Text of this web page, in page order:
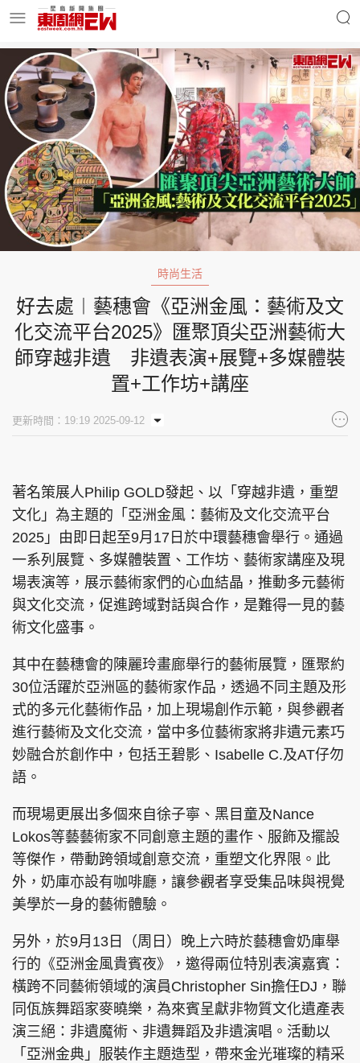
明星名人 時事財經
東周Ladies 優享生活
東周食玩通 會員活動
玄學靈異 東周專欄
集團旗下品牌
PCM 電腦廣場 星島日報
頭條日報
親子王 Oh!爸媽 JobMarket
關於我們 使用條款
Copyright © 東周網 版權所有 . 不得轉載
©Eastweek.com.hk. All rights reserved.
時尚生活
好去處︱藝穗會《亞洲金風：藝術及文
化交流平台2025》匯聚頂尖亞洲藝術大
師穿越非遺 非遺表演+展覽+多媒體裝
置+工作坊+講座
更新時間：19:19 2025-09-12
著名策展人Philip GOLD發起、以「穿越非遺，重塑
文化」為主題的「亞洲金風：藝術及文化交流平台
2025」由即日起至9月17日於中環藝穗會舉行。通過
一系列展覽、多媒體裝置、工作坊、藝術家講座及現
場表演等，展示藝術家們的心血結晶，推動多元藝術
與文化交流，促進跨域對話與合作，是難得一見的藝
術文化盛事。
其中在藝穗會的陳麗玲畫廊舉行的藝術展覽，匯聚約
30位活躍於亞洲區的藝術家作品，透過不同主題及形
式的多元化藝術作品，加上現場創作示範，與參觀者
進行藝術及文化交流，當中多位藝術家將非遺元素巧
妙融合於創作中，包括王碧影、Isabelle C.及AT仔勿
語。
而現場更展出多個來自徐子寧、黑目童及Nance
Lokos等藝藝術家不同創意主題的畫作、服飾及擺設
等傑作，帶動跨領域創意交流，重塑文化界限。此
外，奶庫亦設有咖啡廳，讓參觀者享受集品味與視覺
美學於一身的藝術體驗。
另外，於9月13日（周日）晚上六時於藝穗會奶庫舉
行的《亞洲金風貴賓夜》，邀得兩位特別表演嘉賓：
橫跨不同藝術領域的演員Christopher Sin擔任DJ，聯
同佤族舞蹈家麥曉樂，為來賓呈獻非物質文化遺產表
演三絕：非遺魔術、非遺舞蹈及非遺演唱。活動以
「亞洲金典」服裝作主題造型，帶來金光璀璨的精采